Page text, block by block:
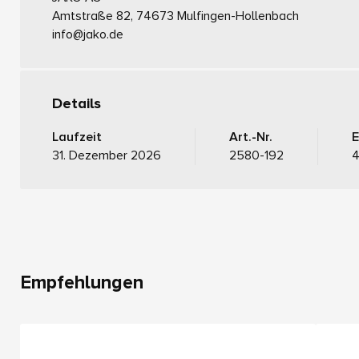
Amtstraße 82, 74673 Mulfingen-Hollenbach
info@jako.de
Details
Laufzeit
31. Dezember 2026
Art.-Nr.
2580-192
Empfehlungen